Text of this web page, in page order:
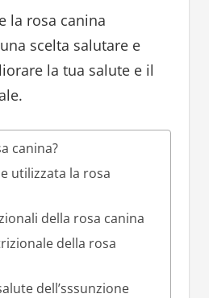
la rosa canina
scelta salutare e
la tua salute e il
canina?
utilizzata la rosa
della rosa canina
della rosa
dell’sssunzione